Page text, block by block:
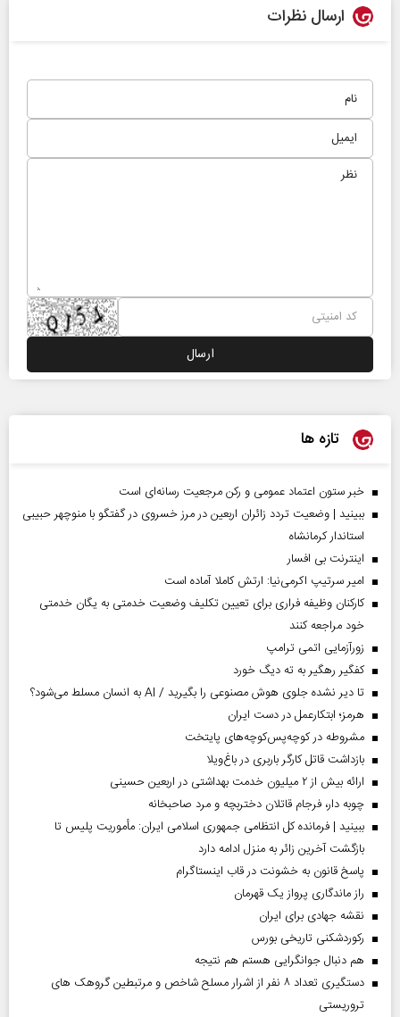
ارسال نظرات
تازه ها
خبر ستون اعتماد عمومی و رکن مرجعیت رسانه‌ای است
ببینید | وضعیت تردد زائران اربعین در مرز خسروی در گفتگو با منوچهر حبیبی
استاندار کرمانشاه
اینترنت بی افسار
امیر سرتیپ اکرمی‌نیا: ارتش کاملا آماده است
کارکنان وظیفه فراری برای تعیین تکلیف وضعیت خدمتی به یگان خدمتی
خود مراجعه کنند
زورآزمایی اتمی ترامپ
کفگیر رهگیر به ته دیگ خورد
تا دیر نشده جلوی هوش مصنوعی را بگیرید / AI به انسان مسلط می‌شود؟
هرمز؛ ابتکارعمل در دست ایران
مشروطه در کوچه‌پس‌کوچه‌های پایتخت
بازداشت قاتل کارگر باربری در باغ‌ویلا
ارائه بیش از ۲ میلیون خدمت بهداشتی در اربعین حسینی
چوبه دار، فرجام قاتلان دختربچه و مرد صاحبخانه
ببینید | فرمانده کل انتظامی جمهوری اسلامی ایران­: مأموریت پلیس تا
بازگشت آخرین زائر به منزل ادامه دارد
پاسخ قانون به خشونت در قاب اینستاگرام
راز ماندگاری پرواز یک قهرمان
نقشه جهادی برای ایران
رکوردشکنی تاریخی بورس
هم دنبال جوانگرایی هستم هم نتیجه
دستگیری تعداد ۸ نفر از اشرار مسلح شاخص و مرتبطین گروهک های
تروریستی